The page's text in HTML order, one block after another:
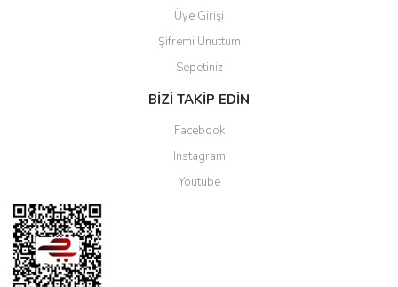
Üye Girişi
Şifremi Unuttum
Sepetiniz
BİZİ TAKİP EDİN
Facebook
Instagram
Youtube